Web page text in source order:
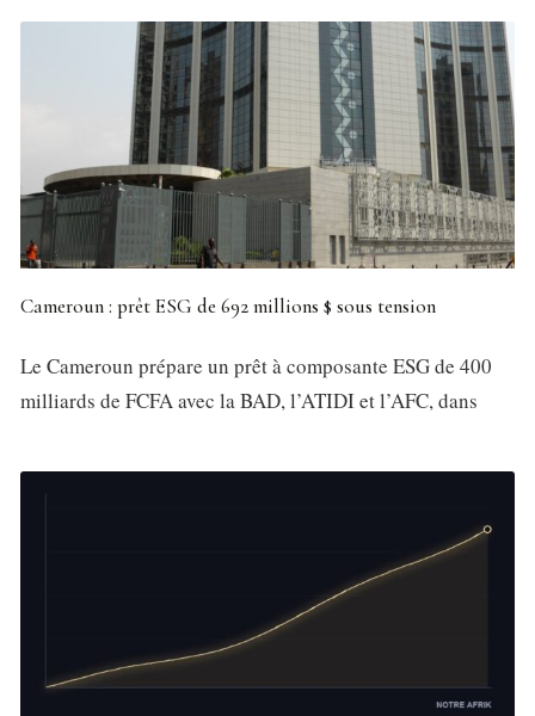
Cameroun : prêt ESG de 692 millions $ sous tension
Le Cameroun prépare un prêt à composante ESG de 400
milliards de FCFA avec la BAD, l’ATIDI et l’AFC, dans